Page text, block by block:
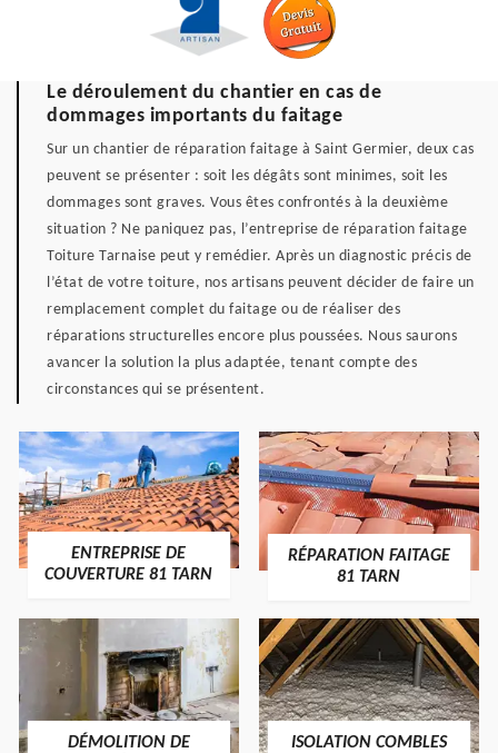
Le déroulement du chantier en cas de
dommages importants du faitage
Sur un chantier de réparation faitage à Saint Germier, deux cas
peuvent se présenter : soit les dégâts sont minimes, soit les
dommages sont graves. Vous êtes confrontés à la deuxième
situation ? Ne paniquez pas, l’entreprise de réparation faitage
Toiture Tarnaise peut y remédier. Après un diagnostic précis de
l’état de votre toiture, nos artisans peuvent décider de faire un
remplacement complet du faitage ou de réaliser des
réparations structurelles encore plus poussées. Nous saurons
avancer la solution la plus adaptée, tenant compte des
circonstances qui se présentent.
ENTREPRISE DE
COUVERTURE 81 TARN
RÉPARATION FAITAGE
81 TARN
DÉMOLITION DE
ISOLATION COMBLES